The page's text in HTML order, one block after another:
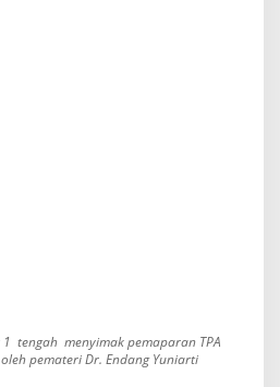
1 tengah menyimak pemaparan TPA
pemateri Dr. Endang Yuniarti